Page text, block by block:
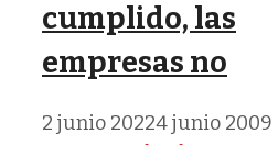
cumplido, las
empresas no
2 junio 20224 junio 2009